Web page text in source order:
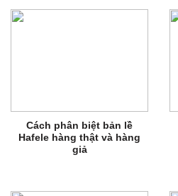
Cách phân biệt bản lề
Hafele hàng thật và hàng
giả